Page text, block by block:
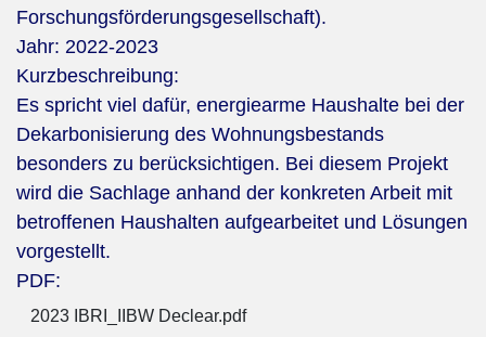
Forschungsförderungsgesellschaft).
Jahr: 2022-2023
Kurzbeschreibung:
Es spricht viel dafür, energiearme Haushalte bei der
Dekarbonisierung des Wohnungsbestands
besonders zu berücksichtigen. Bei diesem Projekt
wird die Sachlage anhand der konkreten Arbeit mit
betroffenen Haushalten aufgearbeitet und Lösungen
vorgestellt.
PDF:
2023 IBRI_IIBW Declear.pdf